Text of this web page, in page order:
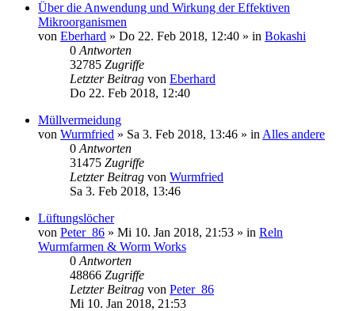
Über die Anwendung und Wirkung der Effektiven
Mikroorganismen
von Eberhard » Do 22. Feb 2018, 12:40 » in Bokashi
0 Antworten
32785 Zugriffe
Letzter Beitrag von Eberhard
Do 22. Feb 2018, 12:40
Müllvermeidung
von Wurmfried » Sa 3. Feb 2018, 13:46 » in Alles andere
0 Antworten
31475 Zugriffe
Letzter Beitrag von Wurmfried
Sa 3. Feb 2018, 13:46
Lüftungslöcher
von Peter_86 » Mi 10. Jan 2018, 21:53 » in Reln
Wurmfarmen & Worm Works
0 Antworten
48866 Zugriffe
Letzter Beitrag von Peter_86
Mi 10. Jan 2018, 21:53